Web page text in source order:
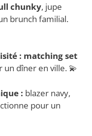
chunky, jupe
brunch familial.
: matching set
dîner en ville. 💫
: blazer navy,
pour un